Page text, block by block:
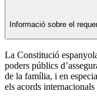
Informació sobre el
La Constitució
poders públics
de la família, i en
els acords